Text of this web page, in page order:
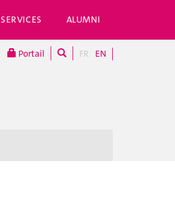
SERVICES ALUMNI
Portail FR EN